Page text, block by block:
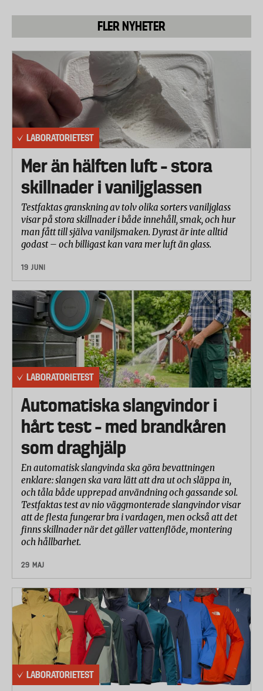
FLER NYHETER
LABORATORIETEST
Mer än hälften luft – stora
skillnader i vaniljglassen
Testfaktas granskning av tolv olika sorters vaniljglass
visar på stora skillnader i både innehåll, smak, och hur
man fått till själva vaniljsmaken. Dyrast är inte alltid
godast – och billigast kan vara mer luft än glass.
19 JUNI
LABORATORIETEST
Automatiska slangvindor i
hårt test – med brandkåren
som draghjälp
En automatisk slangvinda ska göra bevattningen
enklare: slangen ska vara lätt att dra ut och släppa in,
och tåla både upprepad användning och gassande sol.
Testfaktas test av nio väggmonterade slangvindor visar
att de flesta fungerar bra i vardagen, men också att det
finns skillnader när det gäller vattenflöde, montering
och hållbarhet.
29 MAJ
LABORATORIETEST